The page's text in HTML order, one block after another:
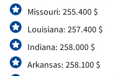
Missouri: 255.400 $
Louisiana: 257.400 $
Indiana: 258.000 $
Arkansas: 258.100 $